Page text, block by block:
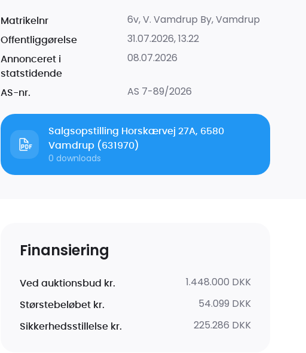
Matrikelnr 6v, V. Vamdrup By, Vamdrup
Offentliggørelse 31.07.2026, 13.22
Annonceret i
statstidende
08.07.2026
AS-nr. AS 7-89/2026
Salgsopstilling Horskærvej 27A, 6580
Vamdrup (631970)
0 downloads
Finansiering
Ved auktionsbud kr. 1.448.000 DKK
Størstebeløbet kr. 54.099 DKK
Sikkerhedsstillelse kr. 225.286 DKK